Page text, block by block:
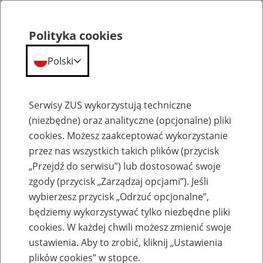
Emerytury
Baza zlikwidowanych lub
przekształconych zakładów pracy
Polityka cookies
Polski
Serwisy ZUS wykorzystują techniczne
(niezbędne) oraz analityczne (opcjonalne) pliki
cookies. Możesz zaakceptować wykorzystanie
przez nas wszystkich takich plików (przycisk
„Przejdź do serwisu”) lub dostosować swoje
zgody (przycisk „Zarządzaj opcjami”). Jeśli
wybierzesz przycisk „Odrzuć opcjonalne”,
będziemy wykorzystywać tylko niezbędne pliki
cookies. W każdej chwili możesz zmienić swoje
ustawienia. Aby to zrobić, kliknij „Ustawienia
plików cookies” w stopce.